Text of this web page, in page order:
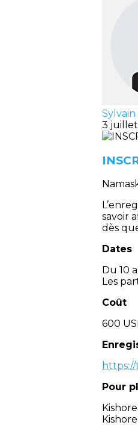
Sylvain
3 juillet
savoir
dès
Dates
Du 10
Les
Coût
600
Pour